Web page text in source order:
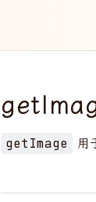
getImage 用